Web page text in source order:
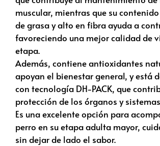
muscular, mientras que su
de grasa y alto en fibra ayuda a
favoreciendo una mejor calidad de
etapa.
Además, contiene antioxidantes
apoyan el bienestar general, y está
con tecnología DH-PACK, que
protección de los órganos y
Es una excelente opción para
perro en su etapa adulta mayor,
sin dejar de lado el sabor.